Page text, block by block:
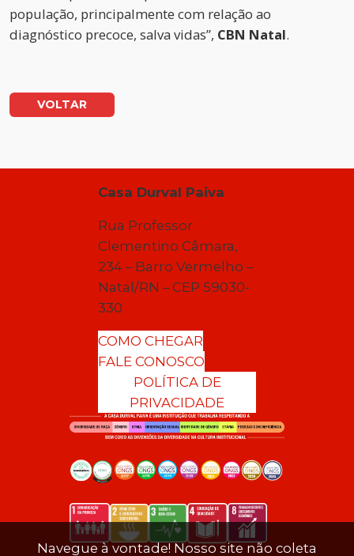
população, principalmente com relação ao
diagnóstico precoce, salva vidas”, CBN Natal.
VOLTAR
Casa Durval Paiva
Rua Professor
Clementino Câmara,
234 – Barro Vermelho –
Natal/RN – CEP 59030-
330
COMO CHEGAR
FALE CONOSCO
POLÍTICA DE
PRIVACIDADE
Navegue à vontade! Nosso site não coleta